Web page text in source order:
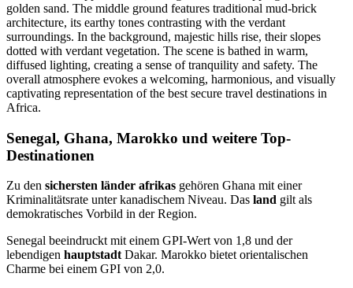
Senegal, Ghana, Marokko und weitere Top-
Destinationen
Zu den sichersten länder afrikas gehören Ghana mit einer
Kriminalitätsrate unter kanadischem Niveau. Das land gilt als
demokratisches Vorbild in der Region.
Senegal beeindruckt mit einem GPI-Wert von 1,8 und der
lebendigen hauptstadtDakar. Marokko bietet orientalischen
Charme bei einem GPI von 2,0.